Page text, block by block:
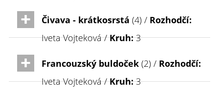
Čivava - krátkosrstá (4) / Rozhodčí:
Iveta Vojteková /Kruh:3
Francouzský buldoček (2) / Rozhodčí:
Iveta Vojteková /Kruh:3